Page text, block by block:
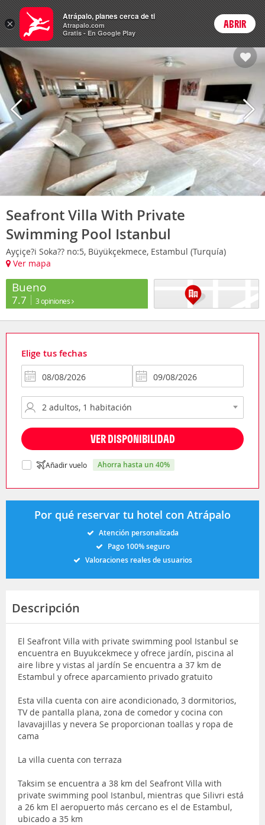
Hoteles Login
Seafront Villa With Private
Swimming Pool Istanbul
Ayçiçe?i Soka?? no:5, Büyükçekmece, Estambul (Turquía)
Ver mapa
Bueno
7.7 3 opiniones
Elige tus fechas
VER DISPONIBILIDAD
Añadir vuelo ahorra hasta un 40%
Por qué reservar tu hotel con Atrápalo
Atención personalizada
Pago 100% seguro
Valoraciones reales de usuarios
Descripción
El Seafront Villa with private swimming pool Istanbul se
encuentra en Buyukcekmece y ofrece jardín, piscina al
aire libre y vistas al jardín Se encuentra a 37 km de
Estambul y ofrece aparcamiento privado gratuito
Esta villa cuenta con aire acondicionado, 3 dormitorios,
TV de pantalla plana, zona de comedor y cocina con
lavavajillas y nevera Se proporcionan toallas y ropa de
cama
La villa cuenta con terraza
Taksim se encuentra a 38 km del Seafront Villa with
private swimming pool Istanbul, mientras que Silivri está
a 26 km El aeropuerto más cercano es el de Estambul,
ubicado a 35 km
×
Atrápalo, planes cerca de ti
Atrapalo.com
Gratis - En Google Play
ABRIR